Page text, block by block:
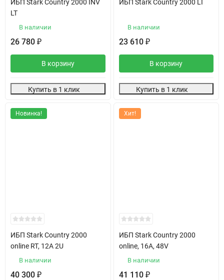
ИБП Stark Country 2000 INV
LT
В наличии
26 780 ₽
В корзину
Купить в 1 клик
ИБП Stark Country 2000 LI
В наличии
23 610 ₽
В корзину
Купить в 1 клик
Новинка!
ИБП Stark Country 2000
online RT, 12А 2U
В наличии
40 300 ₽
Хит!
ИБП Stark Country 2000
online, 16А, 48V
В наличии
41 110 ₽